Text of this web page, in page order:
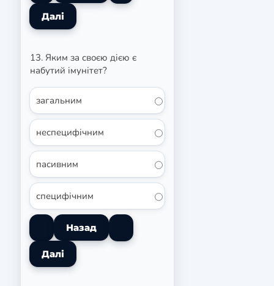
13. Яким за своєю дією є
набутий імунітет?
загальним
неспецифічним
пасивним
специфічним